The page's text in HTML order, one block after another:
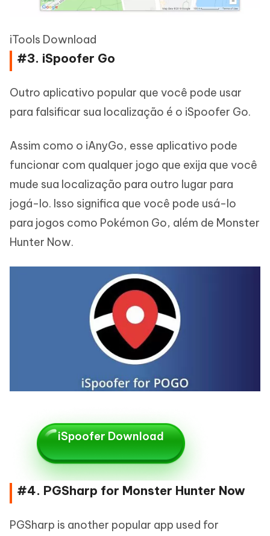
iTools Download
#3. iSpoofer Go
Outro aplicativo popular que você pode usar
para falsificar sua localização é o iSpoofer Go.
Assim como o iAnyGo, esse aplicativo pode
funcionar com qualquer jogo que exija que você
mude sua localização para outro lugar para
jogá-lo. Isso significa que você pode usá-lo
para jogos como Pokémon Go, além de Monster
Hunter Now.
iSpoofer Download
#4. PGSharp for Monster Hunter Now
PGSharp is another popular app used for